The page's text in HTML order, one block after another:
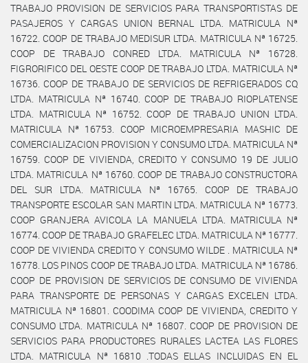
TRABAJO PROVISION DE SERVICIOS PARA TRANSPORTISTAS DE
PASAJEROS Y CARGAS UNION BERNAL LTDA. MATRICULA Nª
16722. COOP DE TRABAJO MEDISUR LTDA. MATRICULA Nª 16725.
COOP DE TRABAJO CONRED LTDA. MATRICULA Nª 16728.
FIGRORIFICO DEL OESTE COOP DE TRABAJO LTDA. MATRICULA Nª
16736. COOP DE TRABAJO DE SERVICIOS DE REFRIGERADOS CQ
LTDA. MATRICULA Nª 16740. COOP DE TRABAJO RIOPLATENSE
LTDA. MATRICULA Nª 16752. COOP DE TRABAJO UNION LTDA.
MATRICULA Nª 16753. COOP MICROEMPRESARIA MASHIC DE
COMERCIALIZACION PROVISION Y CONSUMO LTDA. MATRICULA Nª
16759. COOP DE VIVIENDA, CREDITO Y CONSUMO 19 DE JULIO
LTDA. MATRICULA Nª 16760. COOP DE TRABAJO CONSTRUCTORA
DEL SUR LTDA. MATRICULA Nª 16765. COOP DE TRABAJO
TRANSPORTE ESCOLAR SAN MARTIN LTDA. MATRICULA Nª 16773.
COOP GRANJERA AVICOLA LA MANUELA LTDA. MATRICULA Nª
16774. COOP DE TRABAJO GRAFELEC LTDA. MATRICULA Nª 16777.
COOP DE VIVIENDA CREDITO Y CONSUMO WILDE . MATRICULA Nª
16778. LOS PINOS COOP DE TRABAJO LTDA. MATRICULA Nª 16786.
COOP DE PROVISION DE SERVICIOS DE CONSUMO DE VIVIENDA
PARA TRANSPORTE DE PERSONAS Y CARGAS EXCELEN LTDA.
MATRICULA Nª 16801. COODIMA COOP DE VIVIENDA, CREDITO Y
CONSUMO LTDA. MATRICULA Nª 16807. COOP DE PROVISION DE
SERVICIOS PARA PRODUCTORES RURALES LACTEA LAS FLORES
LTDA. MATRICULA Nª 16810 .TODAS ELLAS INCLUIDAS EN EL